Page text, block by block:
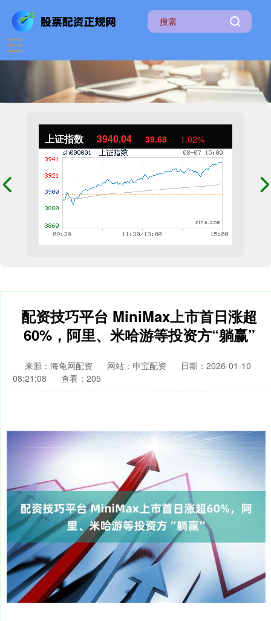
上证指数 3940.04 39.68 1.02%
配资技巧平台 MiniMax上市首日涨超
60%，阿里、米哈游等投资方“躺赢”
来源：海龟网配资 网站：申宝配资
日期：2026-01-10
08:21:08
查看：205